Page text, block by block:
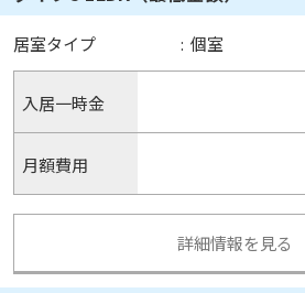
居室タイプ : 個室
入居一時金
月額費用
詳細情報を見る